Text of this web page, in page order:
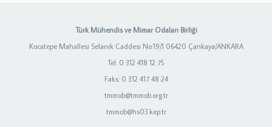
Türk Mühendis ve Mimar Odaları Birliği
Kocatepe Mahallesi Selanik Caddesi No:19/1 06420 Çankaya/ANKARA
Tel: 0 312 418 12 75
Faks: 0 312 417 48 24
tmmob@tmmob.org.tr
tmmob@hs03.kep.tr